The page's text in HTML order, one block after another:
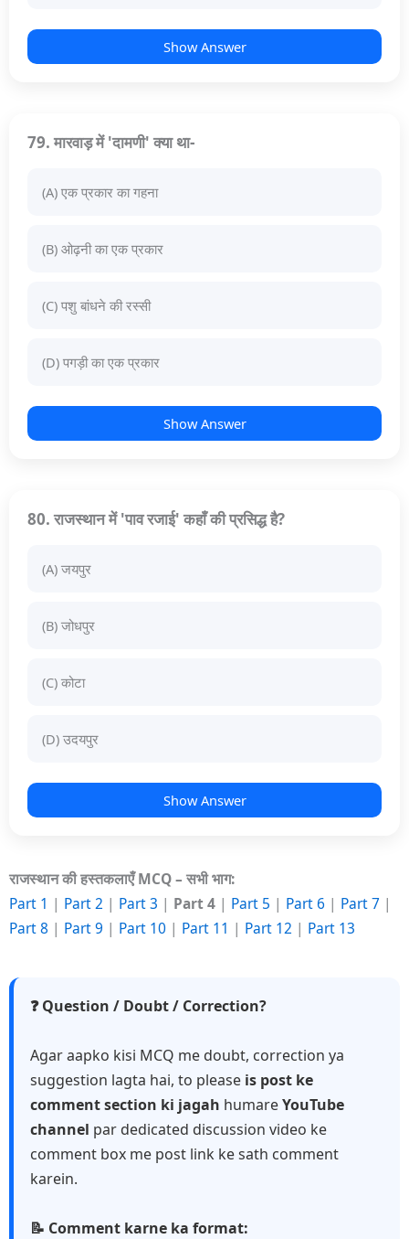
Show Answer
79. मारवाड़ में 'दामणी' क्या था-
(A) एक प्रकार का गहना
(B) ओढ़नी का एक प्रकार
(C) पशु बांधने की रस्सी
(D) पगड़ी का एक प्रकार
Show Answer
80. राजस्थान में 'पाव रजाई' कहाँ की प्रसिद्ध है?
(A) जयपुर
(B) जोधपुर
(C) कोटा
(D) उदयपुर
Show Answer
राजस्थान की हस्तकलाएँ MCQ – सभी भाग:
Part 1 | Part 2 | Part 3 | Part 4 | Part 5 | Part 6 | Part 7 |
Part 8 | Part 9 | Part 10 | Part 11 | Part 12 | Part 13
❓ Question / Doubt / Correction?
Agar aapko kisi MCQ me doubt, correction ya
suggestion lagta hai, to please is post ke
comment section ki jagah humareYouTube
channel par dedicated discussion video ke
comment box me post link ke sath comment
karein.
📝 Comment karne ka format: